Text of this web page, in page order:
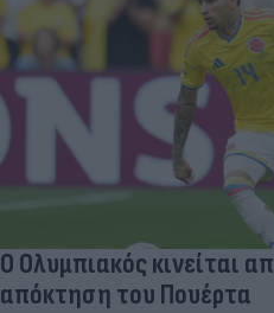
Ο Ολυμπιακός κινείται
απόκτηση του Πουέρτα